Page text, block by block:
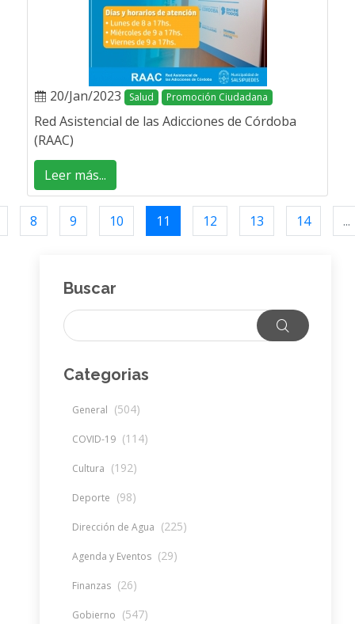
20/Jan/2023 Salud Promoción Ciudadana
Red Asistencial de las Adicciones de Córdoba
(RAAC)
Leer más...
8 9 10 11 12 13 14 ...
Buscar
Categorias
General (504)
COVID-19 (114)
Cultura (192)
Deporte (98)
Dirección de Agua (225)
Agenda y Eventos (29)
Finanzas (26)
Gobierno (547)